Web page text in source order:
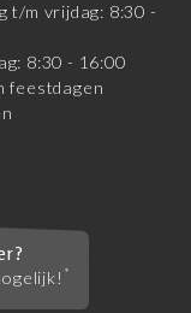
t/m vrijdag: 8:30 -
8:30 - 16:00
feestdagen
*